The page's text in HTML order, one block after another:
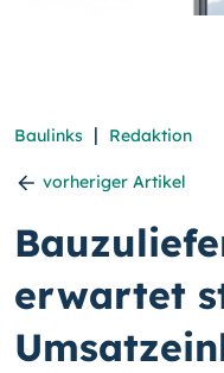
Baulinks | Redaktion
vorheriger Artikel
erwartet